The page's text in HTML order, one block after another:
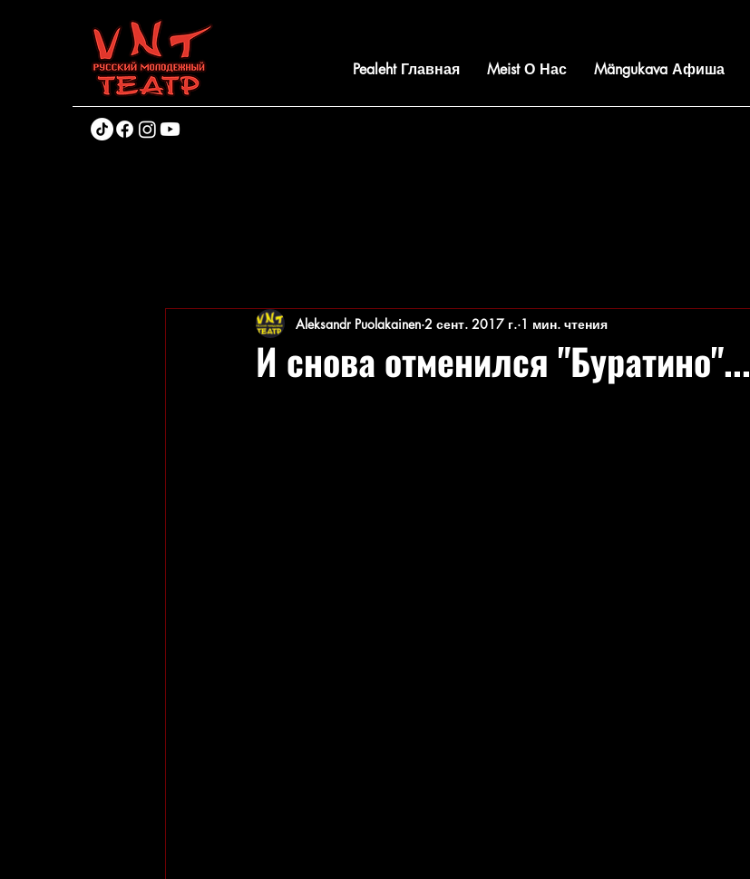
Pealeht Главная Meist О Нас Mängukava Афиша
И снова отменился "Буратино"...
Aleksandr Puolakainen 2 сент. 2017 г. 1 мин. чтения